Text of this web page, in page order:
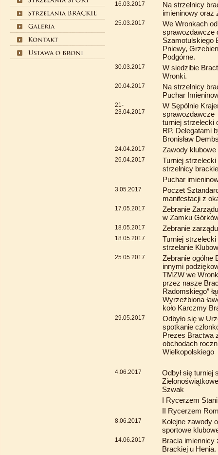
16.03.2017
Na strzelnicy
imieninowy oraz
25.03.2017
We Wronkach
sprawozdawcze
Szamotulskiego
Pniewy,
Podgórne.
30.03.2017
W siedzibie
Wronki.
20.04.2017
Na strzelnicy
Puchar
21-
23.04.2017
W Sępólnie
sprawozdawcze
turniej strzelecki
RP, Delegatami
Bronisław
24.04.2017 Zawody
26.04.2017
Turniej
strzelnicy
Puchar
3.05.2017
Poczet
manifestacji z
17.05.2017
Zebranie
w Zamku
18.05.2017 Zebranie
18.05.2017
Turniej
strzelanie
25.05.2017
Zebranie ogólne
innymi
TMZW we
przez nasze
Radomskiego”
Wyrzeźbiona
koło Karczmy
29.05.2017
Odbyło się w
spotkanie
Prezes Bractwa
obchodach
Wielkopolskiego
4.06.2017
Odbył się turniej
Szwak
I Rycerzem
II Rycerzem
8.06.2017
Kolejne zawody
sportowe
14.06.2017
Bracia imiennicy
Brackiej u Henia.